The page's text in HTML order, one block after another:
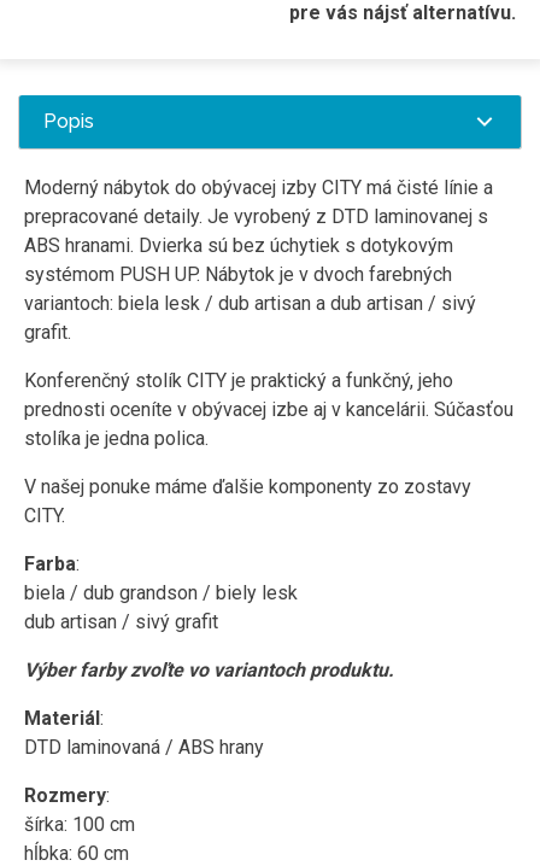
pre vás nájsť alternatívu.
Popis
Moderný nábytok do obývacej izby CITY má čisté línie a
prepracované detaily. Je vyrobený z DTD laminovanej s
ABS hranami. Dvierka sú bez úchytiek s dotykovým
systémom PUSH UP. Nábytok je v dvoch farebných
variantoch: biela lesk / dub artisan a dub artisan / sivý
grafit.
Konferenčný stolík CITY je praktický a funkčný, jeho
prednosti oceníte v obývacej izbe aj v kancelárii. Súčasťou
stolíka je jedna polica.
V našej ponuke máme ďalšie komponenty zo zostavy
CITY.
Farba:
biela / dub grandson / biely lesk
dub artisan / sivý grafit
Výber farby zvoľte vo variantoch produktu.
Materiál:
DTD laminovaná / ABS hrany
Rozmery:
šírka: 100 cm
hĺbka: 60 cm